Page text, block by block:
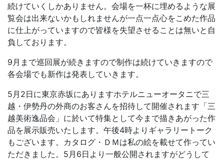
続けていくしかありません。会場を一杯に埋めるような展
覧会は出来ないかもしれませんが一点一点心をこめた作品
に仕上がっていますので皆様を失望させることは無いと自
負しております。
9月まで巡回展が続きますので制作は続けていきますので
各会場でも新作は発表していきます。
5月2日に東京赤坂にありますホテルニューオータニで三
越・伊勢丹の外商のお客さんを招待して開催されます「三
越美術逸品会」に於いて特集として今まで描きあがった作
品を展示販売いたします。午後4時よりギャラリートーク
もございます。カタログ・ＤＭは私の絵を載せて作ってい
ただきました。5月6日より一般公開されますがどうして